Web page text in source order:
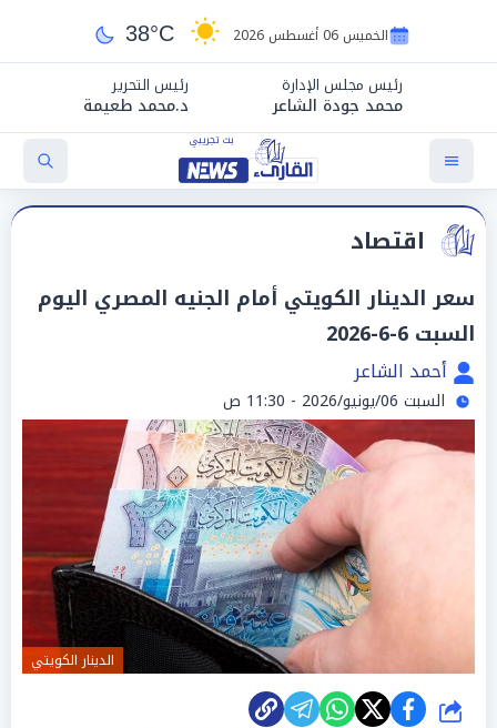
الخميس 06 أغسطس 2026 38°C
رئيس مجلس الإدارة
محمد جودة الشاعر
رئيس التحرير
د.محمد طعيمة
اقتصاد
سعر الدينار الكويتي أمام الجنيه المصري اليوم
السبت 6-6-2026
أحمد الشاعر
السبت 06/يونيو/2026 - 11:30 ص
الدينار الكويتي
شارك